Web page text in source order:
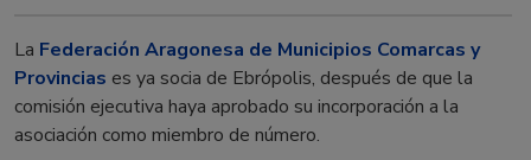
La Federación Aragonesa de Municipios Comarcas y
Provincias es ya socia de Ebrópolis, después de que la
comisión ejecutiva haya aprobado su incorporación a la
asociación como miembro de número.